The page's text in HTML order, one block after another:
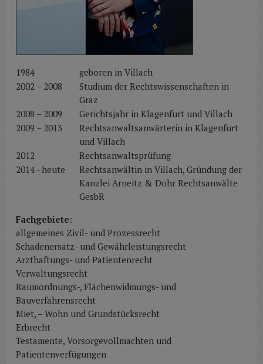
1984
geboren in Villach
2002 – 2008
Studium der Rechtswissenschaften in
Graz
2008 – 2009
Gerichtsjahr in Klagenfurt und Villach
2009 – 2013
Rechtsanwaltsanwärterin in Klagenfurt
und Villach
2012
Rechtsanwaltsprüfung
2014 - heute
Rechtsanwältin in Villach, Gründung der
Kanzlei Arneitz & Dohr Rechtsanwälte
GesbR
Fachgebiete:
allgemeines Zivil- und Prozessrecht
Schadenersatz- und Gewährleistungsrecht
Arzthaftungs- und Patientenrecht
Verwaltungsrecht
Raumordnungs-, Flächenwidmungs- und
Bauverfahrensrecht
Miet, – Wohn und Grundstücksrecht
Erbrecht
Testamente, Vorsorgevollmachten und
Patientenverfügungen